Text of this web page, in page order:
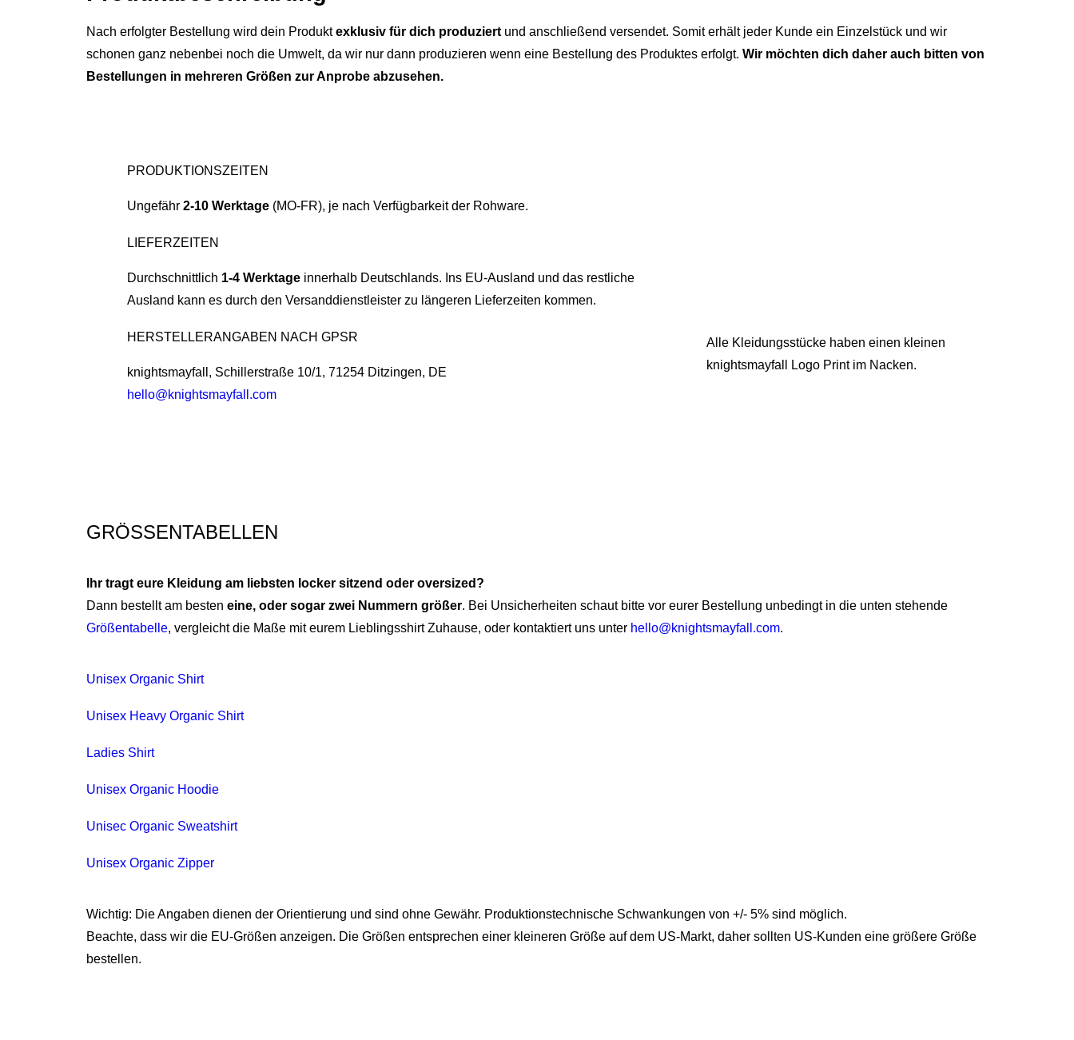
Nach erfolgter Bestellung wird dein Produktexklusiv für dich produziert und anschließend versendet. Somit erhält jeder Kunde ein Einzelstück und wir
schonen ganz nebenbei noch die Umwelt, da wir nur dann produzieren wenn eine Bestellung des Produktes erfolgt. Wir möchten dich daher auch bitten von
Bestellungen in mehreren Größen zur Anprobe abzusehen.
PRODUKTIONSZEITEN
Ungefähr 2-10 Werktage(MO-FR), je nach Verfügbarkeit der Rohware.
LIEFERZEITEN
Durchschnittlich 1-4 Werktageinnerhalb Deutschlands. Ins EU-Ausland und das restliche
Ausland kann es durch den Versanddienstleister zu längeren Lieferzeiten kommen.
HERSTELLERANGABEN NACH GPSR
knightsmayfall, Schillerstraße 10/1, 71254 Ditzingen, DE
hello@knightsmayfall.com
Alle Kleidungsstücke haben einen kleinen
knightsmayfall Logo Print im Nacken.
GRÖSSENTABELLEN
Ihr tragt eure Kleidung am liebsten locker sitzend oder oversized?
Dann bestellt am besten eine, oder sogar zwei Nummern größer. Bei Unsicherheiten schaut bitte vor eurer Bestellung unbedingt in die unten stehende
Größentabelle, vergleicht die Maße mit eurem Lieblingsshirt Zuhause, oder kontaktiert uns unter hello@knightsmayfall.com.
Unisex Organic Shirt
Unisex Heavy Organic Shirt
Ladies Shirt
Unisex Organic Hoodie
Unisec Organic Sweatshirt
Unisex Organic Zipper
Wichtig: Die Angaben dienen der Orientierung und sind ohne Gewähr. Produktionstechnische Schwankungen von +/- 5% sind möglich.
Beachte, dass wir die EU-Größen anzeigen. Die Größen entsprechen einer kleineren Größe auf dem US-Markt, daher sollten US-Kunden eine größere Größe
bestellen.